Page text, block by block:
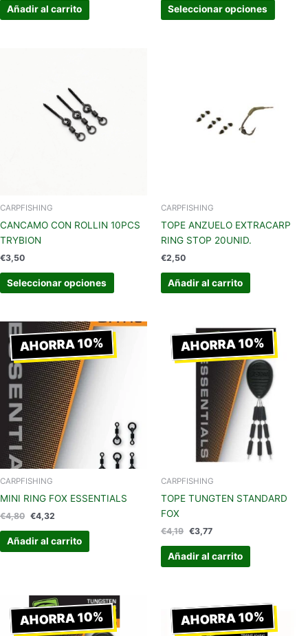
Añadir al carrito Seleccionar opciones
CARPFISHING
CANCAMO CON ROLLIN 10PCS
TRYBION
€3,50
Seleccionar opciones
la
CARPFISHING
TOPE ANZUELO EXTRACARP
RING STOP 20UNID.
€2,50
Añadir al carrito
AHORRA 10%
CARPFISHING
MINI RING FOX ESSENTIALS
€4,80
precio
original
era:
€4,80.
€4,32
El
precio
actual
es:
€4,32.
Añadir al carrito
AHORRA 10%
CARPFISHING
TOPE TUNGTEN STANDARD
FOX
€4,19
El
precio
original
era:
€4,19.
€3,77
El
precio
actual
es:
€3,77.
Añadir al carrito
AHORRA 10%
El
precio
original
era:
El
precio
actual
es:
AHORRA 10%
precio
original
era:
precio
actual
es: